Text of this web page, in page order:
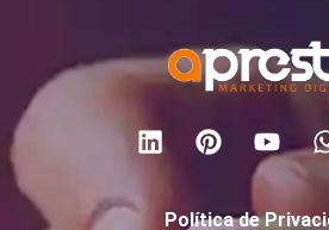
Política de